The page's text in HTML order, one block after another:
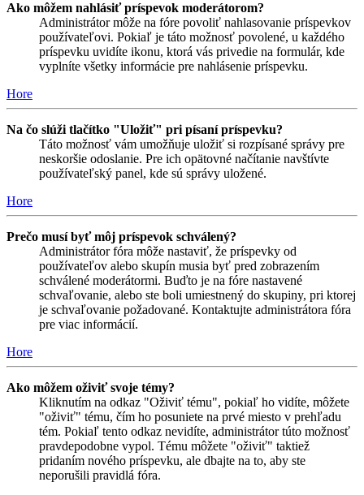
Ako môžem nahlásiť príspevok moderátorom?
Administrátor môže na fóre povoliť nahlasovanie príspevkov
používateľovi. Pokiaľ je táto možnosť povolené, u každého
príspevku uvidíte ikonu, ktorá vás privedie na formulár, kde
vyplníte všetky informácie pre nahlásenie príspevku.
Hore
Na čo slúži tlačítko "Uložiť" pri písaní príspevku?
Táto možnosť vám umožňuje uložiť si rozpísané správy pre
neskoršie odoslanie. Pre ich opätovné načítanie navštívte
používateľský panel, kde sú správy uložené.
Hore
Prečo musí byť môj príspevok schválený?
Administrátor fóra môže nastaviť, že príspevky od
používateľov alebo skupín musia byť pred zobrazením
schválené moderátormi. Buďto je na fóre nastavené
schvaľovanie, alebo ste boli umiestnený do skupiny, pri ktorej
je schvaľovanie požadované. Kontaktujte administrátora fóra
pre viac informácií.
Hore
Ako môžem oživiť svoje témy?
Kliknutím na odkaz "Oživiť tému", pokiaľ ho vidíte, môžete
"oživiť" tému, čím ho posuniete na prvé miesto v prehľadu
tém. Pokiaľ tento odkaz nevidíte, administrátor túto možnosť
pravdepodobne vypol. Tému môžete "oživiť" taktiež
pridaním nového príspevku, ale dbajte na to, aby ste
neporušili pravidlá fóra.